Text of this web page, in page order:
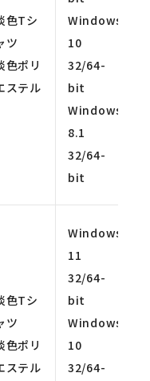
色Tシ
ツ
色ポリ
ステル
Windows
10
32/64-
bit
Windows
8.1
32/64-
bit
色Tシ
ツ
色ポリ
ステル
Windows
11
32/64-
bit
Windows
10
32/64-